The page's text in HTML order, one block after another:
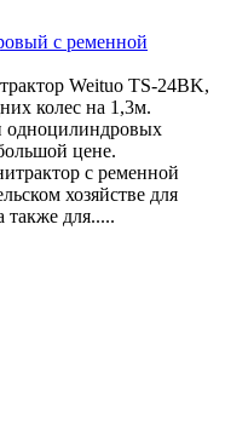
с ременной
Weituo TS-24BK,
колес на 1,3м.
одноцилиндровых
цене.
с ременной
хозяйстве для
также для.....